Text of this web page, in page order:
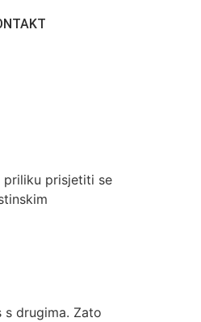
priliku prisjetiti se
drugima. Zato